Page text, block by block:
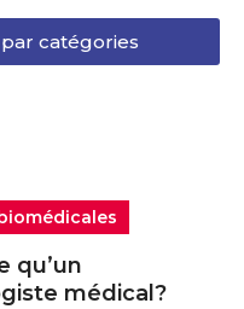
catégories
qu’un
médical?